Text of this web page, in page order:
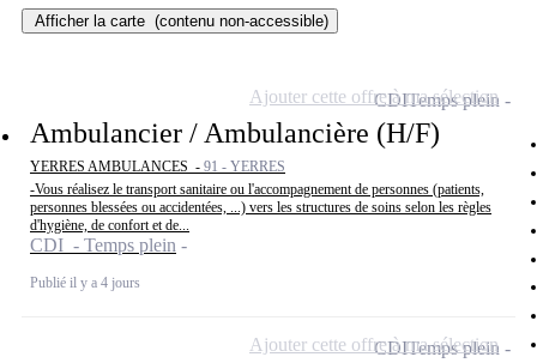
Afficher la carte (contenu non-accessible)
Ambulancier / Ambulancière (H/F)
YERRES AMBULANCES - 91 - YERRES
-Vous réalisez le transport sanitaire ou l'accompagnement de personnes (patients,
personnes blessées ou accidentées, ...) vers les structures de soins selon les règles
d'hygiène, de confort et de...
CDI - Temps plein
Publié il y a 4 jours
CDITemps plein
Ajouter cette offre à ma sélection
CDITemps plein
Ajouter cette offre à ma sélection